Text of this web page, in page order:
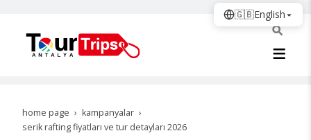
home page
kampanyalar
serik rafting fiyatları ve tur detayları 2026
🇬🇧English